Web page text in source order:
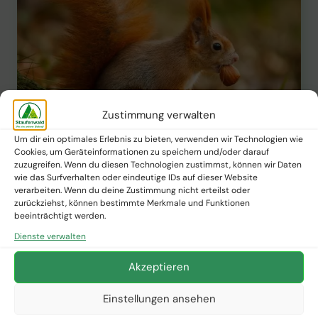
Zustimmung verwalten
Um dir ein optimales Erlebnis zu bieten, verwenden wir Technologien wie
Cookies, um Geräteinformationen zu speichern und/oder darauf
zuzugreifen. Wenn du diesen Technologien zustimmst, können wir Daten
wie das Surfverhalten oder eindeutige IDs auf dieser Website
verarbeiten. Wenn du deine Zustimmung nicht erteilst oder
zurückziehst, können bestimmte Merkmale und Funktionen
beeinträchtigt werden.
Dienste verwalten
Akzeptieren
Einstellungen ansehen
PFLANZNEWS
Wie hilft das Verhalten des
Eichhörnchens bei der
Sicherung des ökologischen
Gleichgewichts im Wald?
Staufenwald Presse 22. März 2025